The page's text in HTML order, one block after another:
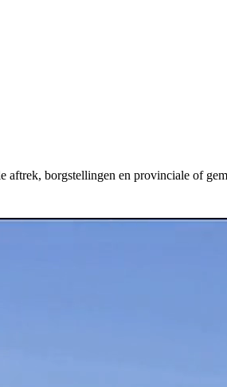
aftrek, borgstellingen en provinciale of